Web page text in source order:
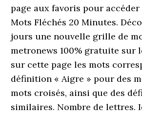
page aux favoris pour
Mots Fléchés 20 Minutes.
jours une nouvelle grille de
metronews 100% gratuite sur
sur cette page les mots
définition « Aigre » pour des
mots croisés, ainsi que des
similaires. Nombre de lettres.